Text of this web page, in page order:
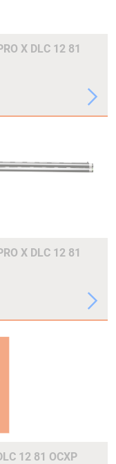
X DLC 12 81
X DLC 12 81
12 81 OCXP